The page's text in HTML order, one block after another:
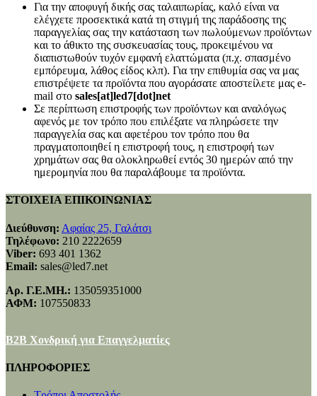
Για την αποφυγή δικής σας ταλαιπωρίας, καλό είναι να
ελέγχετε προσεκτικά κατά τη στιγμή της παράδοσης της
παραγγελίας σας την κατάσταση των πωλούμενων προϊόντων
και το άθικτο της συσκευασίας τους, προκειμένου να
διαπιστωθούν τυχόν εμφανή ελαττώματα (π.χ. σπασμένο
εμπόρευμα, λάθος είδος κλπ). Για την επιθυμία σας να μας
επιστρέψετε τα προϊόντα που αγοράσατε αποστείλετε μας e-
mail στο sales[at]led7[dot]net
Σε περίπτωση επιστροφής των προϊόντων και αναλόγως
αφενός με τον τρόπο που επιλέξατε να πληρώσετε την
παραγγελία σας και αφετέρου τον τρόπο που θα
πραγματοποιηθεί η επιστροφή τους, η επιστροφή των
χρημάτων σας θα ολοκληρωθεί εντός 30 ημερών από την
ημερομηνία που θα παραλάβουμε τα προϊόντα.
ΣΤΟΙΧΕΙΑ ΕΠΙΚΟΙΝΩΝΙΑΣ
Διεύθυνση: Αφαίας 25, Γαλάτσι
Τηλέφωνο: 210 2222659
Viber: 693 401 1362
Email: sales@led7.net
Αρ. Γ.Ε.ΜΗ.: 135059351000
ΑΦΜ: 107550833
B2B Χονδρική για Επαγγελματίες
ΠΛΗΡΟΦΟΡΙΕΣ